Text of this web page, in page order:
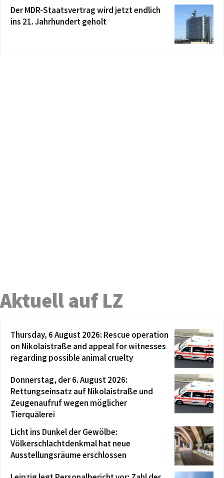
Der MDR-Staatsvertrag wird jetzt endlich
ins 21. Jahrhundert geholt
Aktuell auf LZ
Thursday, 6 August 2026: Rescue operation
on Nikolaistraße and appeal for witnesses
regarding possible animal cruelty
Donnerstag, der 6. August 2026:
Rettungseinsatz auf Nikolaistraße und
Zeugenaufruf wegen möglicher
Tierquälerei
Licht ins Dunkel der Gewölbe:
Völkerschlachtdenkmal hat neue
Ausstellungsräume erschlossen